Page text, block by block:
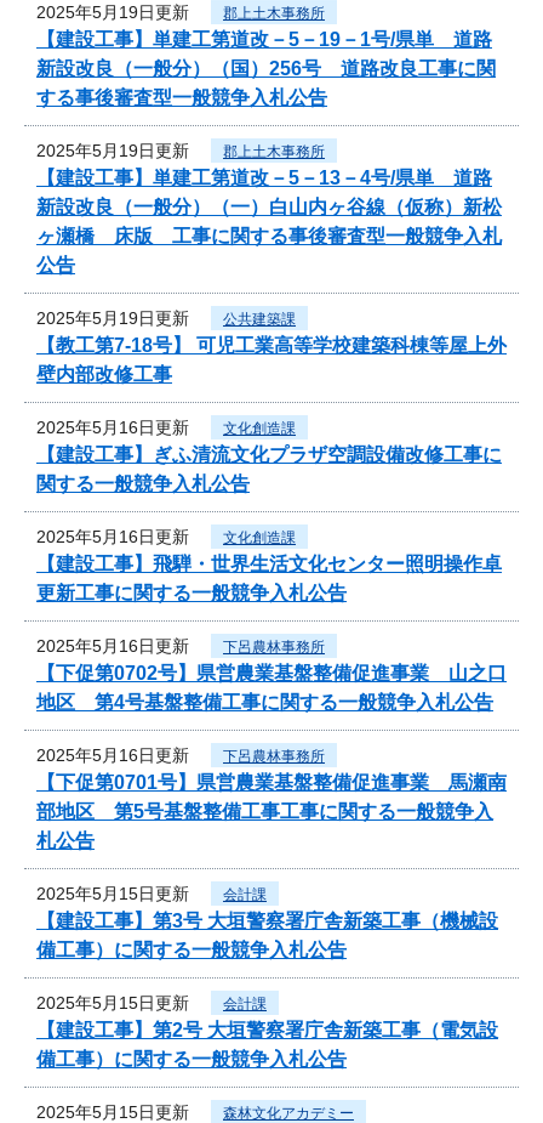
2025年5月19日更新 郡上土木事務所
【建設工事】単建工第道改－5－19－1号/県単 道路
新設改良（一般分）（国）256号 道路改良工事に関
する事後審査型一般競争入札公告
2025年5月19日更新 郡上土木事務所
【建設工事】単建工第道改－5－13－4号/県単 道路
新設改良（一般分）（一）白山内ヶ谷線（仮称）新松
ヶ瀬橋 床版 工事に関する事後審査型一般競争入札
公告
2025年5月19日更新 公共建築課
【教工第7-18号】 可児工業高等学校建築科棟等屋上外
壁内部改修工事
2025年5月16日更新 文化創造課
【建設工事】ぎふ清流文化プラザ空調設備改修工事に
関する一般競争入札公告
2025年5月16日更新 文化創造課
【建設工事】飛騨・世界生活文化センター照明操作卓
更新工事に関する一般競争入札公告
2025年5月16日更新 下呂農林事務所
【下促第0702号】県営農業基盤整備促進事業 山之口
地区 第4号基盤整備工事に関する一般競争入札公告
2025年5月16日更新 下呂農林事務所
【下促第0701号】県営農業基盤整備促進事業 馬瀬南
部地区 第5号基盤整備工事工事に関する一般競争入
札公告
2025年5月15日更新 会計課
【建設工事】第3号 大垣警察署庁舎新築工事（機械設
備工事）に関する一般競争入札公告
2025年5月15日更新 会計課
【建設工事】第2号 大垣警察署庁舎新築工事（電気設
備工事）に関する一般競争入札公告
2025年5月15日更新 森林文化アカデミー